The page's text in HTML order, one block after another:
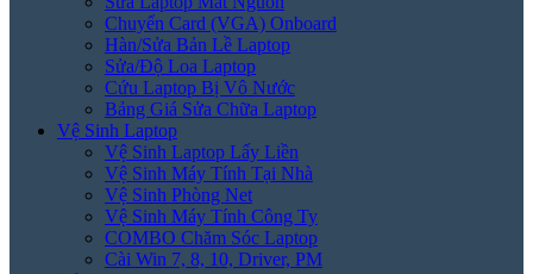
Chuyển Card (VGA) Onboard
Hàn/Sửa Bản Lề Laptop
Sửa/Độ Loa Laptop
Cứu Laptop Bị Vô Nước
Bảng Giá Sửa Chữa Laptop
Vệ Sinh Laptop
Vệ Sinh Laptop Lấy Liền
Vệ Sinh Máy Tính Tại Nhà
Vệ Sinh Phòng Net
Vệ Sinh Máy Tính Công Ty
COMBO Chăm Sóc Laptop
Cài Win 7, 8, 10, Driver, PM